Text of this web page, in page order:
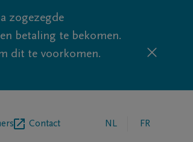
zogezegde
betaling te bekomen.
dit te voorkomen.
Contact NL FR